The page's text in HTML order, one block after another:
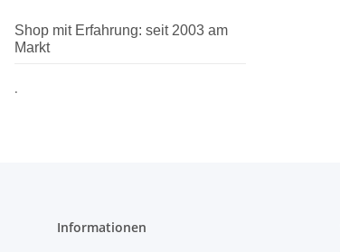
Shop mit Erfahrung: seit 2003 am
Markt
.
Informationen